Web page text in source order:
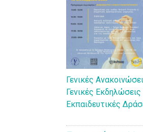
Γενικές
Γενικές Εκδηλώσεις
Εκπαιδευτικές